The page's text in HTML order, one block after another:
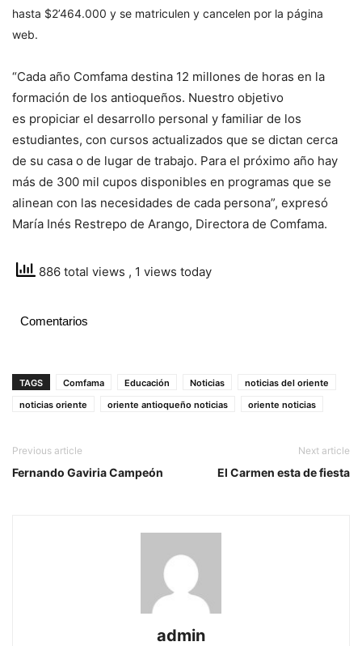
hasta $2’464.000 y se matriculen y cancelen por la página
web.
“Cada año Comfama destina 12 millones de horas en la
formación de los antioqueños. Nuestro objetivo
es propiciar el desarrollo personal y familiar de los
estudiantes, con cursos actualizados que se dictan cerca
de su casa o de lugar de trabajo. Para el próximo año hay
más de 300 mil cupos disponibles en programas que se
alinean con las necesidades de cada persona”, expresó
María Inés Restrepo de Arango, Directora de Comfama.
886 total views , 1 views today
Comentarios
TAGS Comfama Educación Noticias
noticias del oriente
noticias oriente
oriente antioqueño noticias oriente noticias
Previous article
Fernando Gaviria Campeón
Next article
El Carmen esta de fiesta
admin